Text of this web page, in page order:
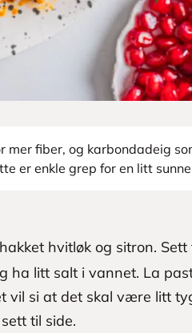
mer fiber, og karbondadeig
er enkle grep for en litt
hvitløk og sitron. Sett
ha litt salt i vannet. La
vil si at det skal være litt
til side.